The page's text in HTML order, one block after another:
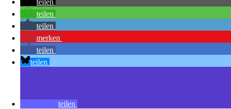
teilen
teilen
merken
teilen
teilen
teilen